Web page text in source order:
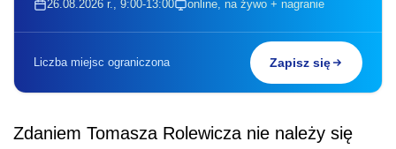
26.08.2026 r., 9:00-13:00 online, na żywo + nagranie
Liczba miejsc ograniczona Zapisz się
Zdaniem Tomasza Rolewicza nie należy się